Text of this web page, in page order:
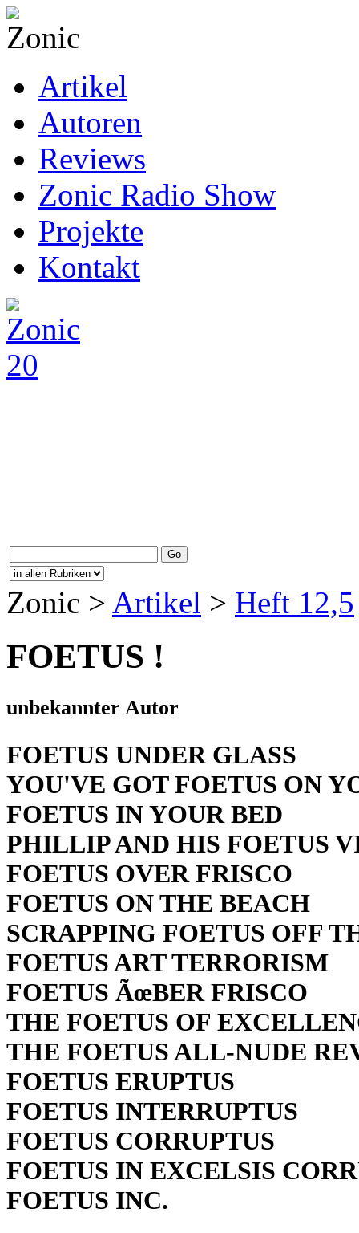
Artikel
Autoren
Reviews
Zonic Radio Show
Projekte
Kontakt
Zonic > Artikel > Heft 12,5
FOETUS !
unbekannter Autor
FOETUS UNDER GLASS
YOU'VE GOT FOETUS ON
FOETUS IN YOUR BED
PHILLIP AND HIS FOETUS
FOETUS OVER FRISCO
FOETUS ON THE BEACH
SCRAPPING FOETUS OFF
FOETUS ART TERRORISM
FOETUS ÃœBER FRISCO
THE FOETUS OF
THE FOETUS ALL-NUDE
FOETUS ERUPTUS
FOETUS INTERRUPTUS
FOETUS CORRUPTUS
FOETUS IN EXCELSIS
FOETUS INC.